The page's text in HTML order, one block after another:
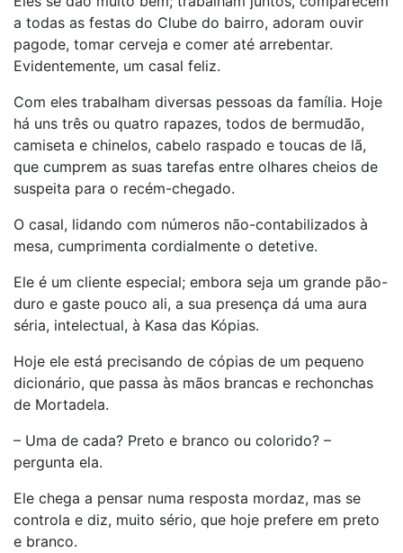
a todas as festas do Clube do bairro, adoram ouvir
pagode, tomar cerveja e comer até arrebentar.
Evidentemente, um casal feliz.
Com eles trabalham diversas pessoas da família. Hoje
há uns três ou quatro rapazes, todos de bermudão,
camiseta e chinelos, cabelo raspado e toucas de lã,
que cumprem as suas tarefas entre olhares cheios de
suspeita para o recém-chegado.
O casal, lidando com números não-contabilizados à
mesa, cumprimenta cordialmente o detetive.
Ele é um cliente especial; embora seja um grande pão-
duro e gaste pouco ali, a sua presença dá uma aura
séria, intelectual, à Kasa das Kópias.
Hoje ele está precisando de cópias de um pequeno
dicionário, que passa às mãos brancas e rechonchas
de Mortadela.
– Uma de cada? Preto e branco ou colorido? –
pergunta ela.
Ele chega a pensar numa resposta mordaz, mas se
controla e diz, muito sério, que hoje prefere em preto
e branco.